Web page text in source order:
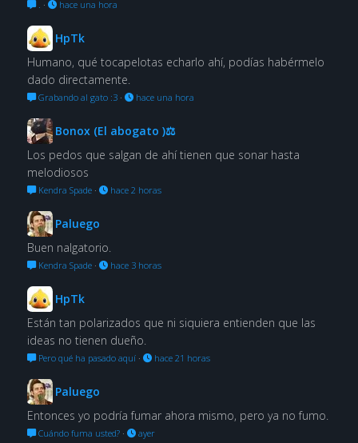
. · hace una hora
HpTk
Humano, qué tocapelotas echarlo ahí, podías habérmelo
dado directamente.
Grabando al gato :3· hace una hora
Bonox (El abogato )⚖
Los pedos que salgan de ahí tienen que sonar hasta
melodiosos
Kendra Spade· hace 2 horas
Paluego
Buen nalgatorio.
Kendra Spade· hace 3 horas
HpTk
Están tan polarizados que ni siquiera entienden que las
ideas no tienen dueño.
Pero qué ha pasado aquí· hace 21 horas
Paluego
Entonces yo podría fumar ahora mismo, pero ya no fumo.
Cuándo fuma usted?· ayer